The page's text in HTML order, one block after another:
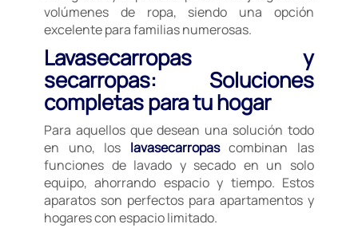
volúmenes de ropa, siendo una opción
excelente para familias numerosas.
Lavasecarropas y
secarropas: Soluciones
completas para tu hogar
Para aquellos que desean una solución todo
en uno, los lavasecarropascombinan las
funciones de lavado y secado en un solo
equipo, ahorrando espacio y tiempo. Estos
aparatos son perfectos para apartamentos y
hogares con espacio limitado.